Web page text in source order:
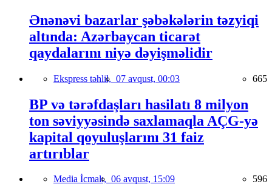
Ənənəvi bazarlar şəbəkələrin təzyiqi
altında: Azərbaycan ticarət
qaydalarını niyə dəyişməlidir
Ekspress təhlil, 07 avqust, 00:03 665
BP və tərəfdaşları hasilatı 8 milyon
ton səviyyəsində saxlamaqla AÇG-yə
kapital qoyuluşlarını 31 faiz
artırıblar
Media İcmalı, 06 avqust, 15:09 596